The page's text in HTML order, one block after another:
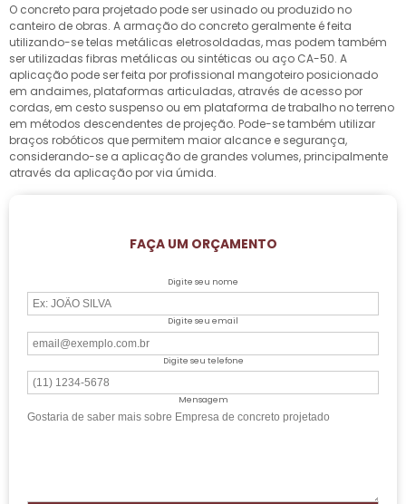
O concreto para projetado pode ser usinado ou produzido no
canteiro de obras. A armação do concreto geralmente é feita
utilizando-se telas metálicas eletrosoldadas, mas podem também
ser utilizadas fibras metálicas ou sintéticas ou aço CA-50. A
aplicação pode ser feita por profissional mangoteiro posicionado
em andaimes, plataformas articuladas, através de acesso por
cordas, em cesto suspenso ou em plataforma de trabalho no terreno
em métodos descendentes de projeção. Pode-se também utilizar
braços robóticos que permitem maior alcance e segurança,
considerando-se a aplicação de grandes volumes, principalmente
através da aplicação por via úmida.
FAÇA UM ORÇAMENTO
Digite seu nome
Digite seu email
Digite seu telefone
Mensagem